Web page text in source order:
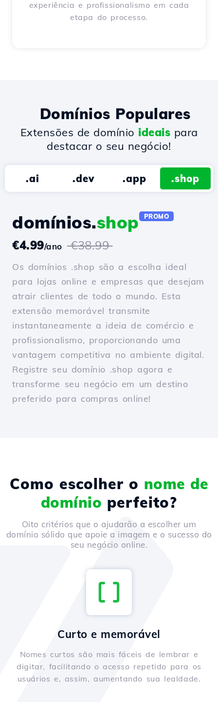
experiência e profissionalismo em cada
etapa do processo.
Domínios Populares
Extensões de domínio ideais para
destacar o seu negócio!
.ai .dev .app .shop
domínios.shop PROMO
€4.99/ano €38.99
Os domínios .shop são a escolha ideal
para lojas online e empresas que desejam
atrair clientes de todo o mundo. Esta
extensão memorável transmite
instantaneamente a ideia de comércio e
profissionalismo, proporcionando uma
vantagem competitiva no ambiente digital.
Registre seu domínio .shop agora e
transforme seu negócio em um destino
preferido para compras online!
Como escolher o nome de
domínio perfeito?
Oito critérios que o ajudarão a escolher um
domínio sólido que apoie a imagem e o sucesso do
seu negócio online.
Curto e memorável
Nomes curtos são mais fáceis de lembrar e
digitar, facilitando o acesso repetido para os
usuários e, assim, aumentando sua lealdade.